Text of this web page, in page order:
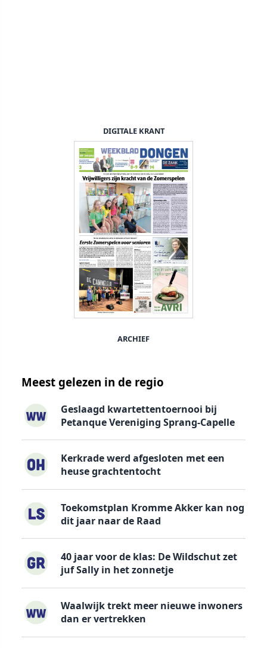
DIGITALE KRANT
ARCHIEF
Meest gelezen in de regio
Geslaagd kwartettentoernooi bij
Petanque Vereniging Sprang-Capelle
Kerkrade werd afgesloten met een
heuse grachtentocht
Toekomstplan Kromme Akker kan nog
dit jaar naar de Raad
40 jaar voor de klas: De Wildschut zet
juf Sally in het zonnetje
Waalwijk trekt meer nieuwe inwoners
dan er vertrekken